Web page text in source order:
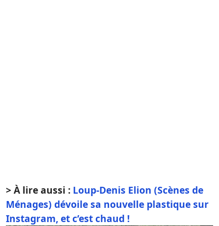
> À lire aussi : Loup-Denis Elion (Scènes de
Ménages) dévoile sa nouvelle plastique sur
Instagram, et c’est chaud !